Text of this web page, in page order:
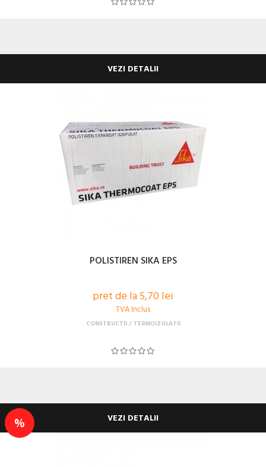
VEZI DETALII
POLISTIREN SIKA EPS
pret de la 5,70 lei
TVA Inclus
CONSTRUCTII TERMOIZOLATII
VEZI DETALII
%